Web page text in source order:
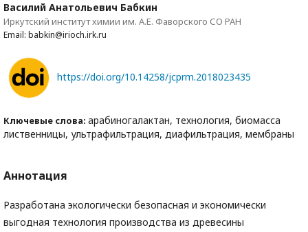
Василий Анатольевич Бабкин
Иркутский институт химии им. А.Е. Фаворского СО РАН
Email: babkin@irioch.irk.ru
https://doi.org/10.14258/jcprm.2018023435
Ключевые слова: арабиногалактан, технология, биомасса
лиственницы, ультрафильтрация, диафильтрация, мембраны
Аннотация
Разработана экологически безопасная и экономически
выгодная технология производства из древесины